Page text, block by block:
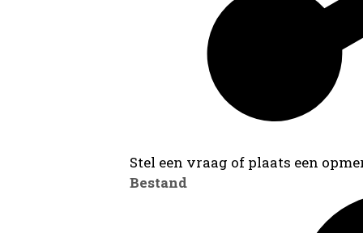
Stel een vraag of plaats een
Bestand